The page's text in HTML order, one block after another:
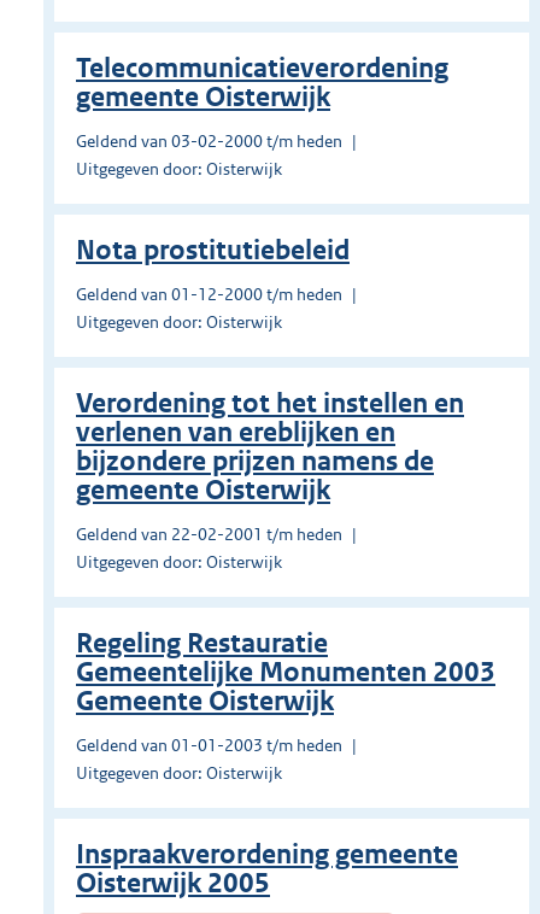
Telecommunicatieverordening
gemeente Oisterwijk
Geldend van 03-02-2000 t/m heden
Uitgegeven door: Oisterwijk
Nota prostitutiebeleid
Geldend van 01-12-2000 t/m heden
Uitgegeven door: Oisterwijk
Verordening tot het instellen en
verlenen van ereblijken en
bijzondere prijzen namens de
gemeente Oisterwijk
Geldend van 22-02-2001 t/m heden
Uitgegeven door: Oisterwijk
Regeling Restauratie
Gemeentelijke Monumenten 2003
Gemeente Oisterwijk
Geldend van 01-01-2003 t/m heden
Uitgegeven door: Oisterwijk
Inspraakverordening gemeente
Oisterwijk 2005